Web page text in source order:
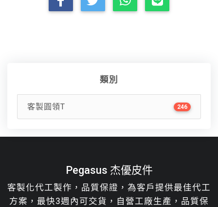
類別
客製圓領T 246
Pegasus 杰優皮件
客製化代工製作，品質保證，為客戶提供最佳代工
方案，最快3週內可交貨，自營工廠生產，品質保